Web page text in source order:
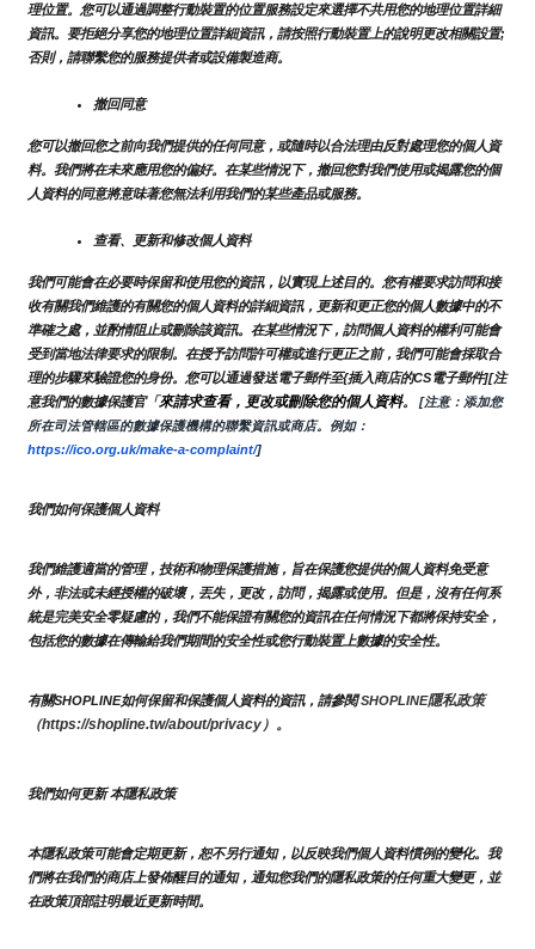
理位置。您可以通過調整行動裝置的位置服務設定來選擇不共用您的地理位置詳細
資訊。要拒絕分享您的地理位置詳細資訊，請按照行動裝置上的說明更改相關設置;
否則，請聯繫您的服務提供者或設備製造商。
撤回同意
您可以撤回您之前向我們提供的任何同意，或隨時以合法理由反對處理您的個人資
料。我們將在未來應用您的偏好。在某些情況下，撤回您對我們使用或揭露您的個
人資料的同意將意味著您無法利用我們的某些產品或服務。
查看、更新和修改個人資料
我們可能會在必要時保留和使用您的資訊，以實現上述目的。您有權要求訪問和接
收有關我們維護的有關您的個人資料的詳細資訊，更新和更正您的個人數據中的不
準確之處，並酌情阻止或刪除該資訊。在某些情況下，訪問個人資料的權利可能會
受到當地法律要求的限制。在授予訪問許可權或進行更正之前，我們可能會採取合
理的步驟來驗證您的身份。您可以通過發送電子郵件至{插入商店的CS電子郵件][注
意我們的數據保護官「來請求查看，更改或刪除您的個人資料。
[注意：添加您
所在司法管轄區的數據保護機構的聯繫資訊或商店。例如：
https://ico.org.uk/make-a-complaint/]
我們如何保護個人資料
我們維護適當的管理，技術和物理保護措施，旨在保護您提供的個人資料免受意
外，非法或未經授權的破壞，丟失，更改，訪問，揭露或使用。但是，沒有任何系
統是完美安全零疑慮的，我們不能保證有關您的資訊在任何情況下都將保持安全，
包括您的數據在傳輸給我們期間的安全性或您行動裝置上數據的安全性。
有關SHOPLINE如何保留和保護個人資料的資訊，請參閱 SHOPLINE隱私政策
（https://shopline.tw/about/privacy）。
我們如何更新 本隱私政策
本隱私政策可能會定期更新，恕不另行通知，以反映我們個人資料慣例的變化。我
們將在我們的商店上發佈醒目的通知，通知您我們的隱私政策的任何重大變更，並
在政策頂部註明最近更新時間。